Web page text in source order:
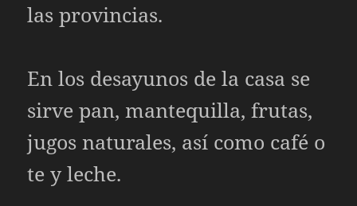
las provincias.
En los desayunos de la casa se
sirve pan, mantequilla, frutas,
jugos naturales, así como café o
te y leche.